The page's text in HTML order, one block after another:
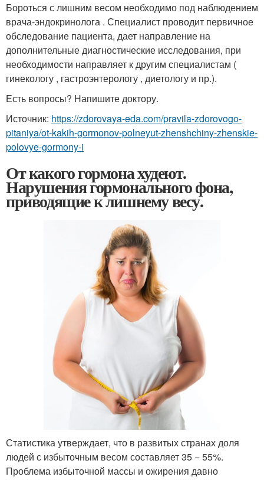
Бороться с лишним весом необходимо под наблюдением
врача-эндокринолога . Специалист проводит первичное
обследование пациента, дает направление на
дополнительные диагностические исследования, при
необходимости направляет к другим специалистам (
гинекологу , гастроэнтерологу , диетологу и пр.).
Есть вопросы? Напишите доктору.
Источник: https://zdorovaya-eda.com/pravila-zdorovogo-
pitaniya/ot-kakih-gormonov-polneyut-zhenshchiny-zhenskie-
polovye-gormony-i
От какого гормона худеют.
Нарушения гормонального фона,
приводящие к лишнему весу.
Статистика утверждает, что в развитых странах доля
людей с избыточным весом составляет 35 − 55%.
Проблема избыточной массы и ожирения давно